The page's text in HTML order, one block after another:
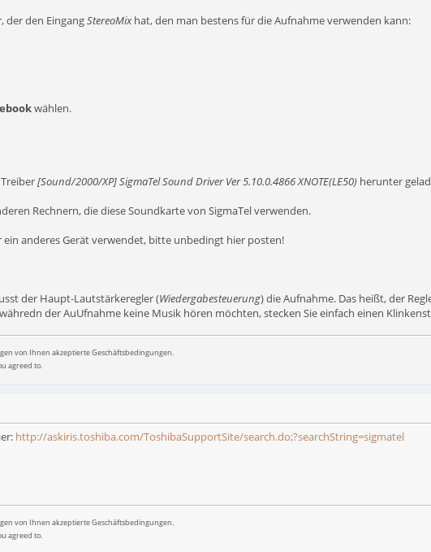
der den EingangStereoMixhat, den man bestens für die Aufnahme verwenden kann:
wählen.
[Sound/2000/XP] SigmaTel Sound Driver Ver 5.10.0.4866 XNOTE(LE50) herunter
Rechnern, die diese Soundkarte von SigmaTel verwenden.
anderes Gerät verwendet, bitte unbedingt hier posten!
der Haupt-Lautstärkeregler (Wiedergabesteuerung) die Aufnahme. Das heißt, der
der AuUfnahme keine Musik hören möchten, stecken Sie einfach einen
von Ihnen akzeptierte Geschäftsbedingungen.
agreed to.
http://askiris.toshiba.com/ToshibaSupportSite/search.do;?searchString=sigmatel
von Ihnen akzeptierte Geschäftsbedingungen.
agreed to.